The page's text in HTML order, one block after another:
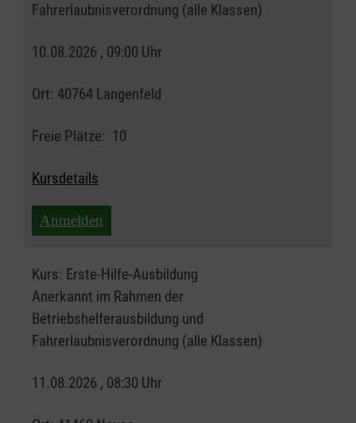
Fahrerlaubnisverordnung (alle Klassen)
10.08.2026 , 09:00 Uhr
Ort: 40764 Langenfeld
Freie Plätze: 10
Kursdetails
Anmelden
Kurs: Erste-Hilfe-Ausbildung
Anerkannt im Rahmen der
Betriebshelferausbildung und
Fahrerlaubnisverordnung (alle Klassen)
11.08.2026 , 08:30 Uhr